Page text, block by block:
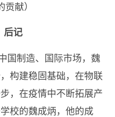
献）
后记
国制造、国际市场，魏
构建稳固基础，在物联
，在疫情中不断拓展产
校的魏成炳，他的成